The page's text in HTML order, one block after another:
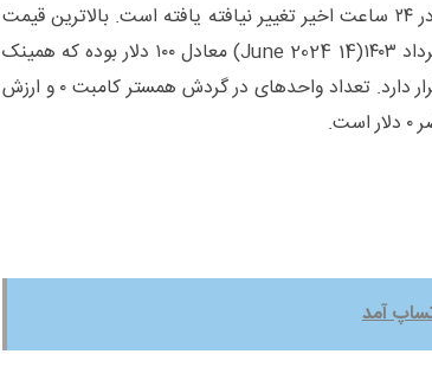
روزانه آن ۰ دلار است. قیمت در ۲۴ ساعت اخیر تغییر نیافته یافته است. بالاترین قیمت
همستر کامبت در تاریخ ۲۵ خرداد ۱۴۰۳(14 June 2024) معادل ۱۰۰ دلار بوده که همینک
%۹۹.۷۷ پایین‌تر از آن زمان قرار دارد. تعداد واحدهای در گردش همستر کامبت ۰ و ارزش